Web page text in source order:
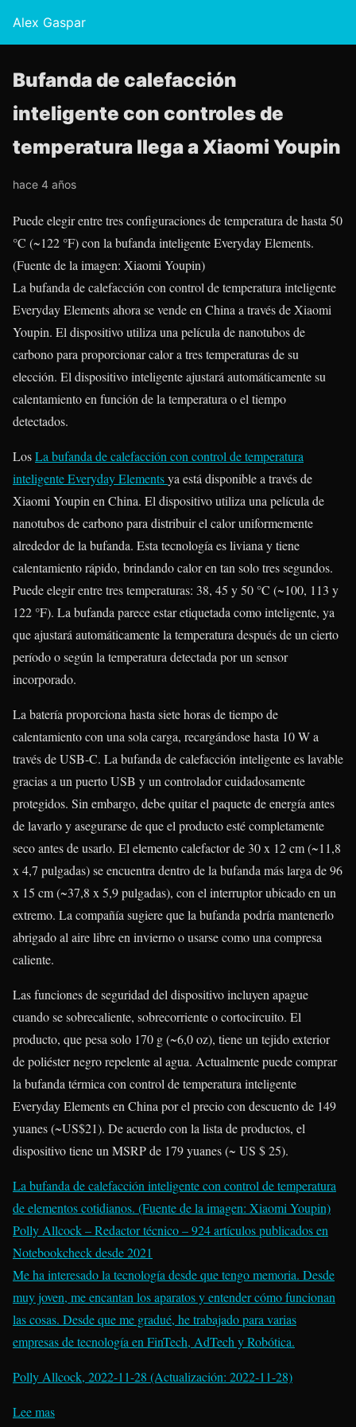
Alex Gaspar
Bufanda de calefacción
inteligente con controles de
temperatura llega a Xiaomi Youpin
hace 4 años
Puede elegir entre tres configuraciones de temperatura de hasta 50
°C (~122 °F) con la bufanda inteligente Everyday Elements.
(Fuente de la imagen: Xiaomi Youpin)
La bufanda de calefacción con control de temperatura inteligente
Everyday Elements ahora se vende en China a través de Xiaomi
Youpin. El dispositivo utiliza una película de nanotubos de
carbono para proporcionar calor a tres temperaturas de su
elección. El dispositivo inteligente ajustará automáticamente su
calentamiento en función de la temperatura o el tiempo
detectados.
LosLa bufanda de calefacción con control de temperatura
inteligente Everyday Elementsya está disponible a través de
Xiaomi Youpin en China. El dispositivo utiliza una película de
nanotubos de carbono para distribuir el calor uniformemente
alrededor de la bufanda. Esta tecnología es liviana y tiene
calentamiento rápido, brindando calor en tan solo tres segundos.
Puede elegir entre tres temperaturas: 38, 45 y 50 °C (~100, 113 y
122 °F). La bufanda parece estar etiquetada como inteligente, ya
que ajustará automáticamente la temperatura después de un cierto
período o según la temperatura detectada por un sensor
incorporado.
La batería proporciona hasta siete horas de tiempo de
calentamiento con una sola carga, recargándose hasta 10 W a
través de USB-C. La bufanda de calefacción inteligente es lavable
gracias a un puerto USB y un controlador cuidadosamente
protegidos. Sin embargo, debe quitar el paquete de energía antes
de lavarlo y asegurarse de que el producto esté completamente
seco antes de usarlo. El elemento calefactor de 30 x 12 cm (~11,8
x 4,7 pulgadas) se encuentra dentro de la bufanda más larga de 96
x 15 cm (~37,8 x 5,9 pulgadas), con el interruptor ubicado en un
extremo. La compañía sugiere que la bufanda podría mantenerlo
abrigado al aire libre en invierno o usarse como una compresa
caliente.
Las funciones de seguridad del dispositivo incluyen apague
cuando se sobrecaliente, sobrecorriente o cortocircuito. El
producto, que pesa solo 170 g (~6,0 oz), tiene un tejido exterior
de poliéster negro repelente al agua. Actualmente puede comprar
la bufanda térmica con control de temperatura inteligente
Everyday Elements en China por el precio con descuento de 149
yuanes (~US$21). De acuerdo con la lista de productos, el
dispositivo tiene un MSRP de 179 yuanes (~ US $ 25).
La bufanda de calefacción inteligente con control de temperatura
de elementos cotidianos. (Fuente de la imagen: Xiaomi Youpin)
Polly Allcock – Redactor técnico– 924 artículos publicados en
Notebookcheck desde 2021
Me ha interesado la tecnología desde que tengo memoria. Desde
muy joven, me encantan los aparatos y entender cómo funcionan
las cosas. Desde que me gradué, he trabajado para varias
empresas de tecnología en FinTech, AdTech y Robótica.
Polly Allcock, 2022-11-28 (Actualización: 2022-11-28)
Lee mas